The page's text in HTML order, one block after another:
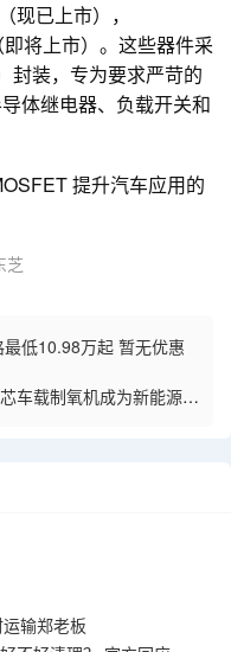
现已上市），
将上市）。这些器件采
封装，专为要求严苛的
体继电器、负载开关和
芝
低10.98万起 暂无优惠
车载制氧机成为新能源车
输郑老板